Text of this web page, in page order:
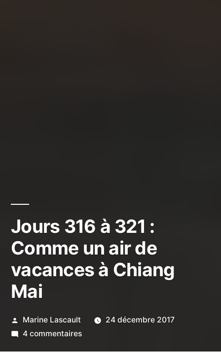
Jours 316 à 321 :
Comme un air de
vacances à Chiang
Mai
Publié
par
Marine Lascault
24 décembre 2017
4 commentairessur